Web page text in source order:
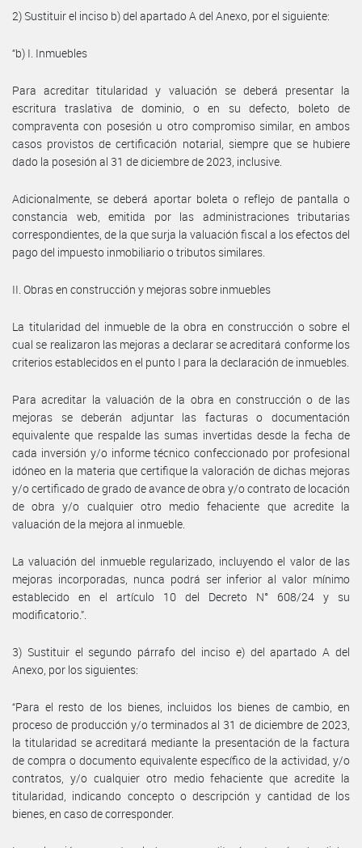
2) Sustituir el inciso b) del apartado A del Anexo, por el siguiente:
“b) I. Inmuebles
Para acreditar titularidad y valuación se deberá presentar la
escritura traslativa de dominio, o en su defecto, boleto de
compraventa con posesión u otro compromiso similar, en ambos
casos provistos de certificación notarial, siempre que se hubiere
dado la posesión al 31 de diciembre de 2023, inclusive.
Adicionalmente, se deberá aportar boleta o reflejo de pantalla o
constancia web, emitida por las administraciones tributarias
correspondientes, de la que surja la valuación fiscal a los efectos del
pago del impuesto inmobiliario o tributos similares.
II. Obras en construcción y mejoras sobre inmuebles
La titularidad del inmueble de la obra en construcción o sobre el
cual se realizaron las mejoras a declarar se acreditará conforme los
criterios establecidos en el punto I para la declaración de inmuebles.
Para acreditar la valuación de la obra en construcción o de las
mejoras se deberán adjuntar las facturas o documentación
equivalente que respalde las sumas invertidas desde la fecha de
cada inversión y/o informe técnico confeccionado por profesional
idóneo en la materia que certifique la valoración de dichas mejoras
y/o certificado de grado de avance de obra y/o contrato de locación
de obra y/o cualquier otro medio fehaciente que acredite la
valuación de la mejora al inmueble.
La valuación del inmueble regularizado, incluyendo el valor de las
mejoras incorporadas, nunca podrá ser inferior al valor mínimo
establecido en el artículo 10 del Decreto N° 608/24 y su
modificatorio.”.
3) Sustituir el segundo párrafo del inciso e) del apartado A del
Anexo, por los siguientes:
“Para el resto de los bienes, incluidos los bienes de cambio, en
proceso de producción y/o terminados al 31 de diciembre de 2023,
la titularidad se acreditará mediante la presentación de la factura
de compra o documento equivalente específico de la actividad, y/o
contratos, y/o cualquier otro medio fehaciente que acredite la
titularidad, indicando concepto o descripción y cantidad de los
bienes, en caso de corresponder.